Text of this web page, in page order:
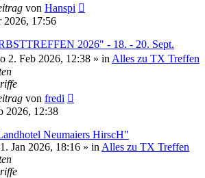
von Hanspi
2026, 17:56
2026" - 18. - 20. Sept.
2. Feb 2026, 12:38 » in Alles zu TX Treffen
von fredi
2026, 12:38
Neumaiers HirscH"
Jan 2026, 18:16 » in Alles zu TX Treffen